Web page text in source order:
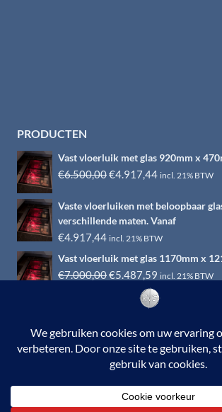
PRODUCTEN
Vast vloerluik met glas 920mm x
€6.500,00Oorspronkelijke
was:
€6.500,00.
€4.917,44Huidige
is:
€4.917,44.
incl. 21% BTW
Vaste vloerluiken met beloopbaar
verschillende maten. Vanaf
€4.917,44 incl. 21% BTW
Vast vloerluik met glas 1170mm x
€7.000,00Oorspronkelijke
€5.487,59 Huidige
prijs
is:
incl. 21% BTW
© 2026 RVS-woonwinkel.nl is een
BTW nr. NL002145483B31 | KvKnr.
RABO 010.12.95.251 | Web